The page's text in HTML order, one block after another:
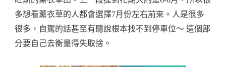
多想看薰衣草的人都會選擇7月份左右前來。人是很多
很多，自駕的話甚至有聽說根本找不到停車位～ 這個部
分要自己去衡量得失取捨。